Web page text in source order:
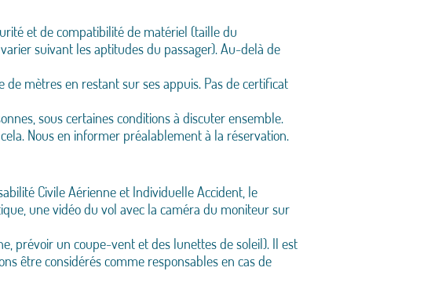
et de compatibilité de matériel (taille du
suivant les aptitudes du passager). Au-delà de
mètres en restant sur ses appuis. Pas de certificat
sous certaines conditions à discuter ensemble.
Nous en informer préalablement à la réservation.
Civile Aérienne et Individuelle Accident, le
une vidéo du vol avec la caméra du moniteur sur
prévoir un coupe-vent et des lunettes de soleil). Il est
être considérés comme responsables en cas de